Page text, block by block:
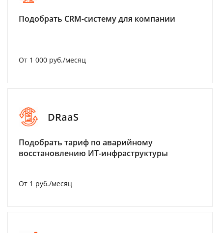
Подобрать CRM-систему для компании
От 1 000 руб./месяц
DRaaS
Подобрать тариф по аварийному
восстановлению ИТ-инфраструктуры
От 1 руб./месяц